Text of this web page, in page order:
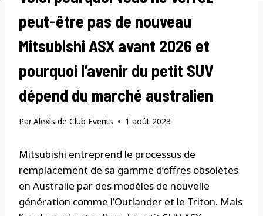
peut-être pas de nouveau
Mitsubishi ASX avant 2026 et
pourquoi l’avenir du petit SUV
dépend du marché australien
ParAlexis de Club Events 1 août 2023
Mitsubishi entreprend le processus de
remplacement de sa gamme d’offres obsolètes
en Australie par des modèles de nouvelle
génération comme l’Outlander et le Triton. Mais